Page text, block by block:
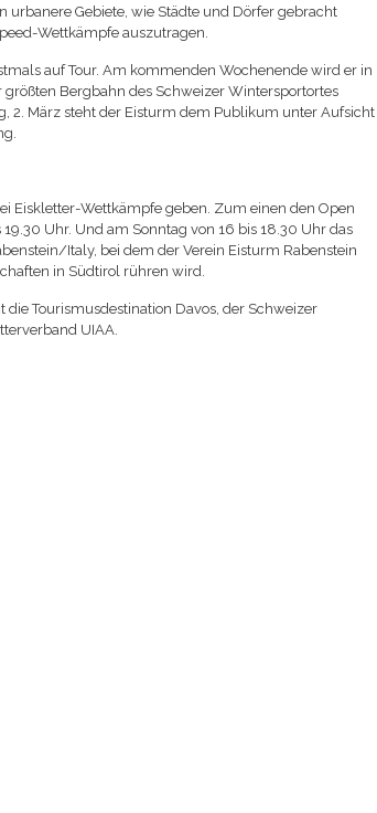
urbanere Gebiete, wie Städte und Dörfer gebracht
Wettkämpfe auszutragen.
auf Tour. Am kommenden Wochenende wird er in
Bergbahn des Schweizer Wintersportortes
2. März steht der Eisturm dem Publikum unter Aufsicht
Eiskletter-Wettkämpfe geben. Zum einen den Open
Uhr. Und am Sonntag von 16 bis 18.30 Uhr das
Italy, bei dem der Verein Eisturm Rabenstein
in Südtirol rühren wird.
Tourismusdestination Davos, der Schweizer
UIAA.